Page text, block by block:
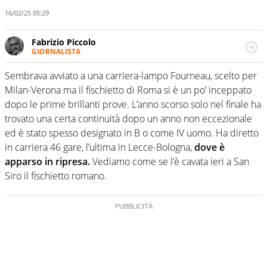
16/02/25 05:29
Fabrizio Piccolo
GIORNALISTA
Nella sua carriera ha seguito numerose manifestazioni
sportive e collaborato con agenzie e testate. Esperienza,
competenza, conoscenza e memoria storica. Si occupa
prevalentemente di calcio
Sembrava avviato a una carriera-lampo Fourneau, scelto per
Milan-Verona ma il fischietto di Roma si è un po’ inceppato
dopo le prime brillanti prove. L’anno scorso solo nel finale ha
trovato una certa continuità dopo un anno non eccezionale
ed è stato spesso designato in B o come IV uomo. Ha diretto
in carriera 46 gare, l’ultima in Lecce-Bologna,dove è
apparso in ripresa.Vediamo come se l’è cavata ieri a San
Siro il fischietto romano.